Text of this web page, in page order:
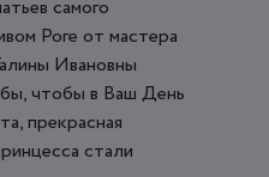
самого
Роге от мастера
Ивановны
чтобы в Ваш День
прекрасная
стали